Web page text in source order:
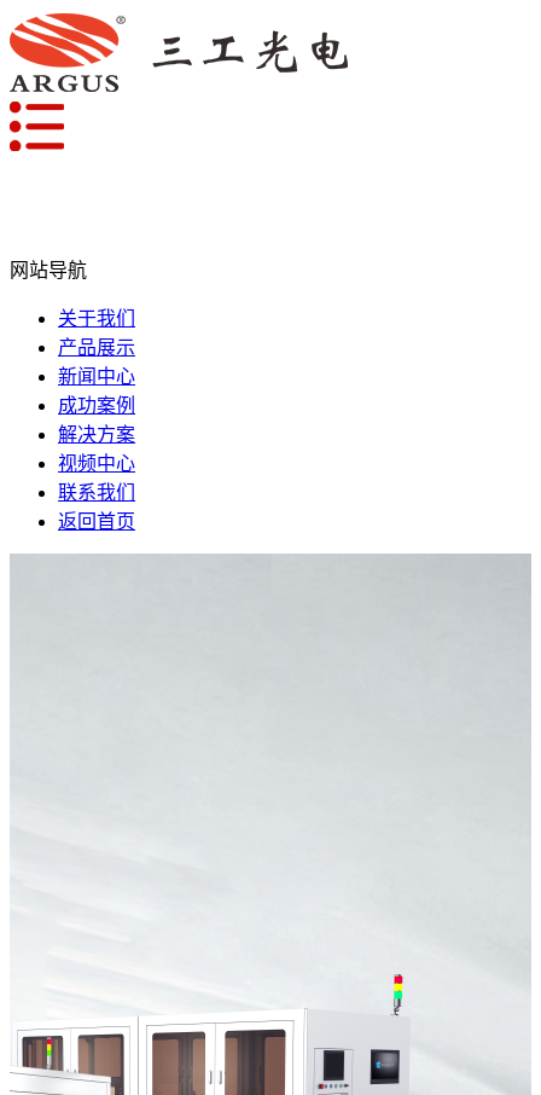
网站导航
关于我们
产品展示
新闻中心
成功案例
解决方案
视频中心
联系我们
返回首页